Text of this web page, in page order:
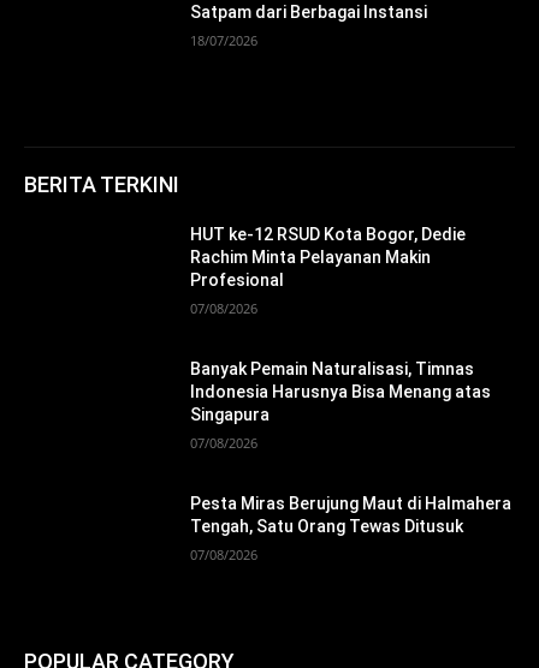
Satpam dari Berbagai Instansi
18/07/2026
BERITA TERKINI
HUT ke-12 RSUD Kota Bogor, Dedie
Rachim Minta Pelayanan Makin
Profesional
07/08/2026
Banyak Pemain Naturalisasi, Timnas
Indonesia Harusnya Bisa Menang atas
Singapura
07/08/2026
Pesta Miras Berujung Maut di Halmahera
Tengah, Satu Orang Tewas Ditusuk
07/08/2026
POPULAR CATEGORY